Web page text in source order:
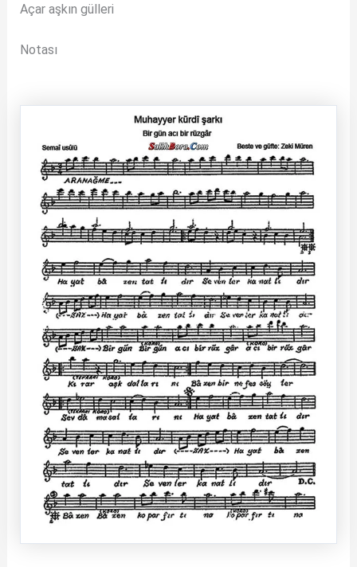
Açar aşkın gülleri
Notası